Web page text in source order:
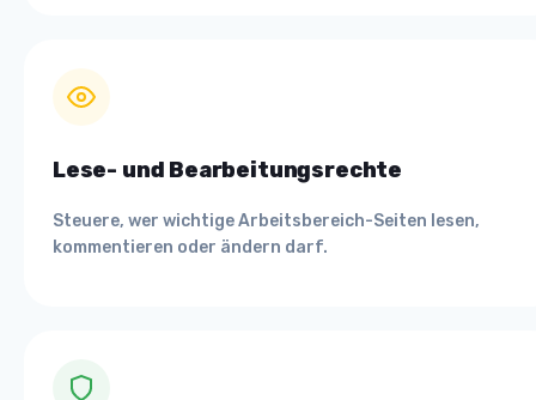
Lese- und Bearbeitungsrechte
Steuere, wer wichtige Arbeitsbereich-Seiten lesen,
kommentieren oder ändern darf.